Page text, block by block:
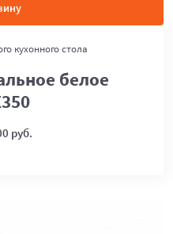
кухонного стола
белое
руб.